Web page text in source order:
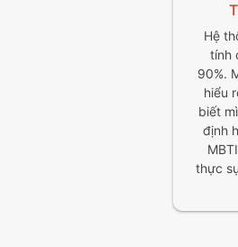
Hệ
tính
90%.
hiểu
biết
định
thực